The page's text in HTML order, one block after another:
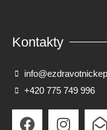
Kontakty
+420 775 749 996